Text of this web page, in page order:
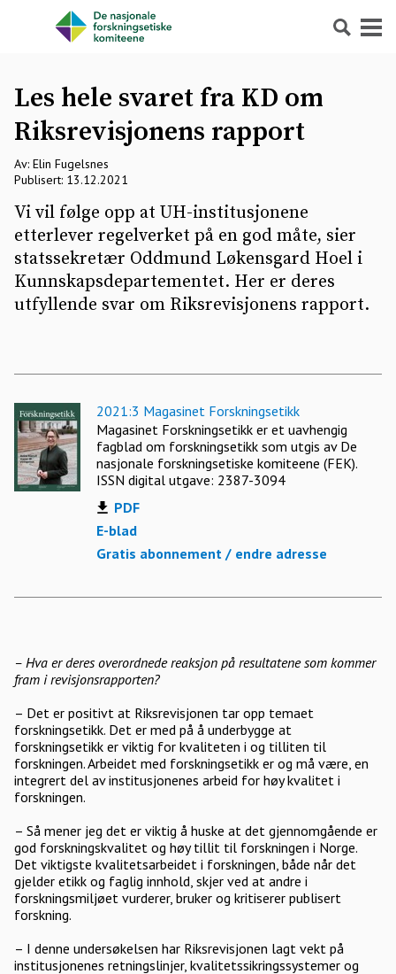
Søk Meny
Les hele svaret fra KD om
Riksrevisjonens rapport
Av: Elin Fugelsnes
Publisert: 13.12.2021
Vi vil følge opp at UH-institusjonene
etterlever regelverket på en god måte, sier
statssekretær Oddmund Løkensgard Hoel i
Kunnskapsdepartementet. Her er deres
utfyllende svar om Riksrevisjonens rapport.
2021:3 Magasinet Forskningsetikk
Magasinet Forskningsetikk er et uavhengig
fagblad om forskningsetikk som utgis av De
nasjonale forskningsetiske komiteene (FEK).
ISSN digital utgave: 2387-3094
PDF
E-blad
Gratis abonnement / endre adresse
– Hva er deres overordnede reaksjon på resultatene som kommer
fram i revisjonsrapporten?
– Det er positivt at Riksrevisjonen tar opp temaet
forskningsetikk. Det er med på å underbygge at
forskningsetikk er viktig for kvaliteten i og tilliten til
forskningen. Arbeidet med forskningsetikk er og må være, en
integrert del av institusjonenes arbeid for høy kvalitet i
forskningen.
– Så mener jeg det er viktig å huske at det gjennomgående er
god forskningskvalitet og høy tillit til forskningen i Norge.
Det viktigste kvalitetsarbeidet i forskningen, både når det
gjelder etikk og faglig innhold, skjer ved at andre i
forskningsmiljøet vurderer, bruker og kritiserer publisert
forskning.
– I denne undersøkelsen har Riksrevisjonen lagt vekt på
institusjonenes retningslinjer, kvalitetssikringssystemer og